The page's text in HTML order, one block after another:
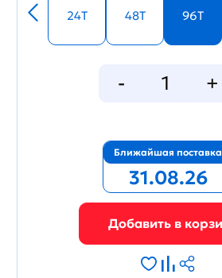
24T 48T 96T
Ближайшая поставка
31.08.26